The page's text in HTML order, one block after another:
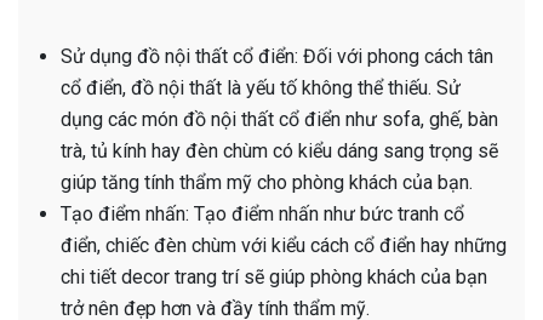
Sử dụng đồ nội thất cổ điển: Đối với phong cách tân
cổ điển, đồ nội thất là yếu tố không thể thiếu. Sử
dụng các món đồ nội thất cổ điển như sofa, ghế, bàn
trà, tủ kính hay đèn chùm có kiểu dáng sang trọng sẽ
giúp tăng tính thẩm mỹ cho phòng khách của bạn.
Tạo điểm nhấn: Tạo điểm nhấn như bức tranh cổ
điển, chiếc đèn chùm với kiểu cách cổ điển hay những
chi tiết decor trang trí sẽ giúp phòng khách của bạn
trở nên đẹp hơn và đầy tính thẩm mỹ.